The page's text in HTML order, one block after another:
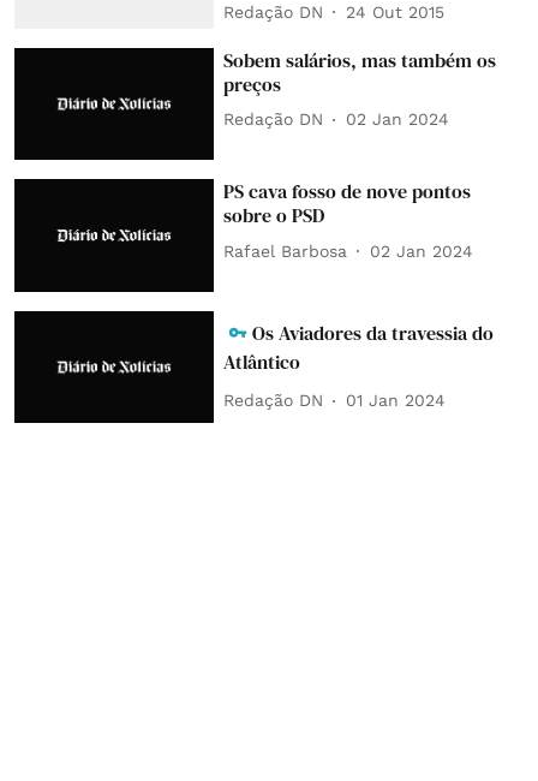
Redação DN 24 Out 2015
Sobem salários, mas também os
preços
Redação DN 02 Jan 2024
PS cava fosso de nove pontos
sobre o PSD
Rafael Barbosa 02 Jan 2024
Os Aviadores da travessia do
Atlântico
Redação DN 01 Jan 2024